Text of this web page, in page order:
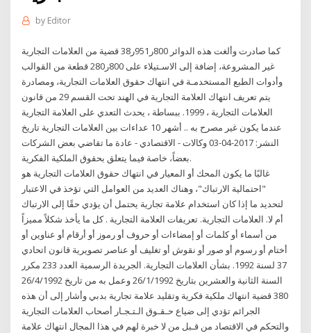
by Editor
كما صادرت وألغت هذه الدوائر 800ر951ر38 قضية من العلامات التجارية
غير المشروعة، إضافة إلى الاسـتيلاء على 800ر280 قطعة من القوالب
وأدوات الطبع المستخدمـة في انتهاك حقوق العلامات التجارية، ومصادرة
يتم تعريف انتهاك العلامة التجارية في الهند تحت القسم 29 من قانون
العلامات التجارية ، 1999. ببساطة ، يحدث التعدي على العلامة التجارية
عندما يكون غير مصرح به .. أشهر 10 عداءات بين العلامات التجارية تاريخ
النشر: 2017-04-03 وكالات - الاقتصادي - عادة ما تقاضي بعض الشركات
بعضاً، خاصة فيما يتعلق بحقوق الملكية الفكرية.
غالبًا ما يكون المحك أو المعيار في انتهاك حقوق العلامات التجارية هو
"احتمالية الارتباك"، وهناك العديد من العوامل التي تؤخذ في الاعتبار
لتحديد ما إذا كان استخدام علامة تجارية يحتمل أن يؤدي حقًا إلى الارتباك
أم لا. العلامات التجارية. تعريفات العلامة التجارية . كل ما يأخذ شكلاً مميزاً
من أسماء أو كلمات أو إمضاءات أو حروف أو رموز أو أرقام أو عناوين أو
أختام أو رسوم أو صور أو نقوش أو تغليف أو عناصر تصويرية قانون اتحادي
37 لسنة 1992. بشأن العلامات التجارية. الجريدة الرسمية العدد 233 مكرر
السنة الثانية والعشرين بتاريخ 26/1/1992 وعمل به من تاريخ 26/4/1992
380 قضية انتهاك ملكية فكرية وتقليد علامة تجارية بدبي وأشار إلى أن هذه
الجرائم تؤدي إلى ضياع حـقـوق الـتـجـار أصحاب العلامات التجارية
والتحكم في الاقتصاد من قـبل من لا خبرة لهم في هذا المجال انتهاك علامة